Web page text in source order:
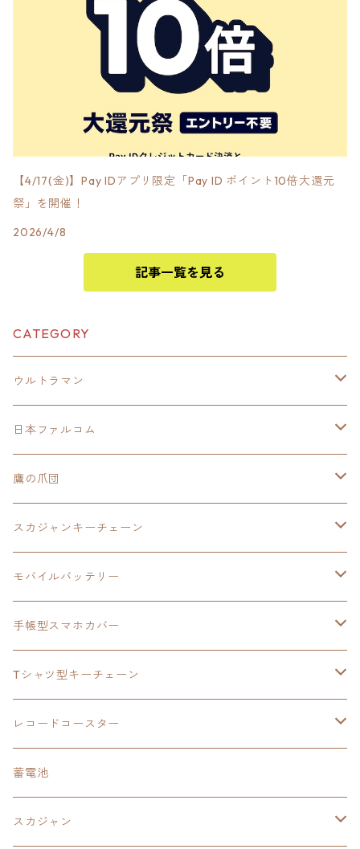
【4/17(金)】Pay IDアプリ限定「Pay ID ポイント10倍大還元
祭」を開催！
2026/4/8
記事一覧を見る
CATEGORY
ウルトラマン
モバイルバッテリー
スカジャンキーチェーン
スカジャン
シャツ
日本ファルコム
イースⅧ
モバイルバッテリー
手帳型スマホカバー
東亰ザナドゥ
閃の軌跡Ⅲ
モバイルバッテリー
手帳型スマホカバー
閃の軌跡Ⅳ
手帳型スマホカバー
モバイルバッテリー
軌跡シリーズ
トランプ
カーマグネット
閃の軌跡Ⅱ
トランプ
イースⅨ
手帳型スマホカバー
零の軌跡：改
鷹の爪団
モバイルバッテリー
手帳型スマホカバー
スカジャンキーチェーン
ウルトラマンシリーズ
日本ファルコム
閃の軌跡Ⅲ
軌跡シリーズ
モバイルバッテリー
ウルトラマン
鷹の爪
イースⅧ
東亰ザナドゥ
阪神タイガース
手帳型スマホカバー
鷹の爪団
イースⅧ
閃の軌跡Ⅲ
閃の軌跡Ⅳ
Tシャツ型キーチェーン
日本ファルコム
閃の軌跡Ⅲ
レコードコースター
日本ファルコム
閃の軌跡
蓄電池
スカジャン